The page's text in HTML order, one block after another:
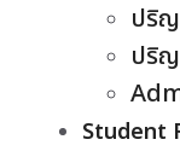
ปริ
ปริ
Student